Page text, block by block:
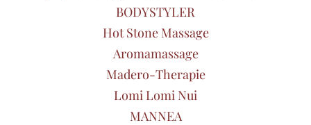
BODYSTYLER
Hot Stone Massage
Aromamassage
Madero-Therapie
Lomi Lomi Nui
MANNEA